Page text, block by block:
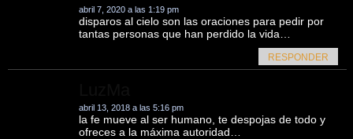
abril 7, 2020 a las 1:19 pm
disparos al cielo son las oraciones para pedir por
tantas personas que han perdido la vida…
RESPONDER
abril 13, 2018 a las 5:16 pm
la fe mueve al ser humano, te despojas de todo y
ofreces a la máxima autoridad…